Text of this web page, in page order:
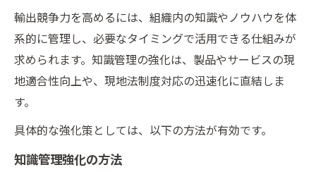
輸出競争力を高めるには、組織内の知識やノウハウを体
系的に管理し、必要なタイミングで活用できる仕組みが
求められます。知識管理の強化は、製品やサービスの現
地適合性向上や、現地法制度対応の迅速化に直結しま
す。
具体的な強化策としては、以下の方法が有効です。
知識管理強化の方法